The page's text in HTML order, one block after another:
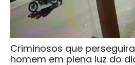
Criminosos que
homem em plena luz do